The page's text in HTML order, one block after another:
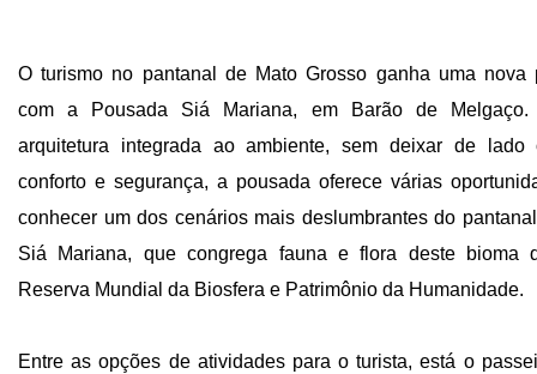
O turismo no pantanal de Mato Grosso ganha uma nova
com a Pousada Siá Mariana, em Barão de Melgaço.
arquitetura integrada ao ambiente, sem deixar de lado
conforto e segurança, a pousada oferece várias
conhecer um dos cenários mais deslumbrantes do
Siá Mariana, que congrega fauna e flora deste bioma
Reserva Mundial da Biosfera e Patrimônio da Humanidade.
Entre as opções de atividades para o turista, está o